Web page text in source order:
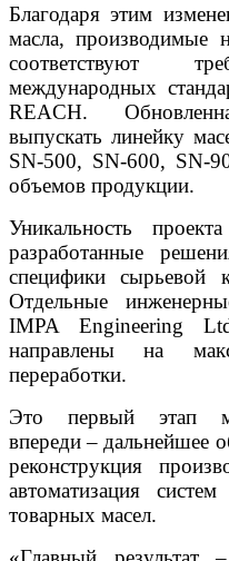
Благодаря этим
масла, производимые
соответствуют
международных
REACH.
выпускать линейку
SN-500, SN-600, SN-
объемов продукции.
Уникальность
разработанные
специфики сырьевой
Отдельные
IMPA Engineering
направлены на
переработки.
Это первый этап
впереди – дальнейшее
реконструкция
автоматизация
товарных масел.